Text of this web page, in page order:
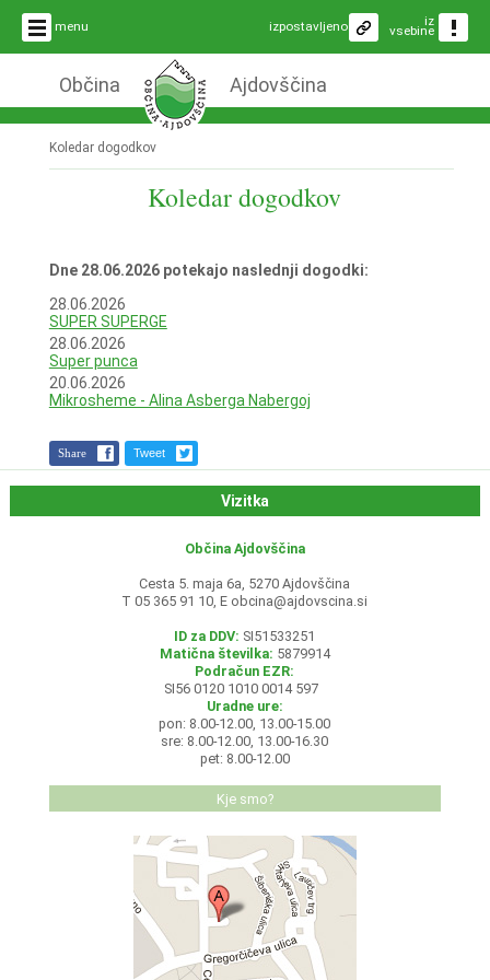
menu iz
vsebine
izpostavljeno
Občina Ajdovščina
Koledar dogodkov
Koledar dogodkov
Dne 28.06.2026 potekajo naslednji dogodki:
28.06.2026
SUPER SUPERGE
28.06.2026
Super punca
20.06.2026
Mikrosheme - Alina Asberga Nabergoj
Share Tweet
Vizitka
Občina Ajdovščina
Cesta 5. maja 6a, 5270 Ajdovščina
T 05 365 91 10, E obcina@ajdovscina.si
ID za DDV: SI51533251
Matična številka: 5879914
Podračun EZR:
SI56 0120 1010 0014 597
Uradne ure:
pon: 8.00-12.00, 13.00-15.00
sre: 8.00-12.00, 13.00-16.30
pet: 8.00-12.00
Kje smo?